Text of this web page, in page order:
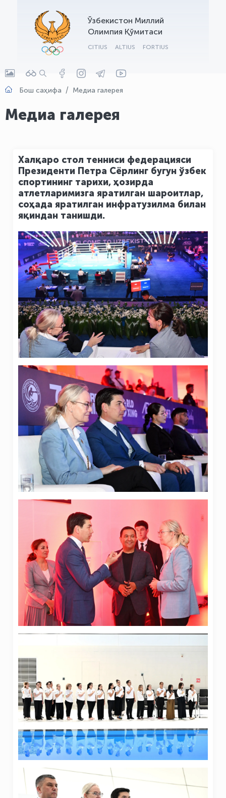
Ўзбекистон Миллий
Олимпия Қўмитаси
CITIUS ALTIUS FORTIUS
Бош саҳифа Медиа галерея
Медиа галерея
Халқаро стол тенниси федерацияси
Президенти Петра Сёрлинг бугун ўзбек
спортининг тарихи, ҳозирда
атлетларимизга яратилган шароитлар,
соҳада яратилган инфратузилма билан
яқиндан танишди.
OLYMPCHIK AI - yordamchi
Онлайн · olympic.uz